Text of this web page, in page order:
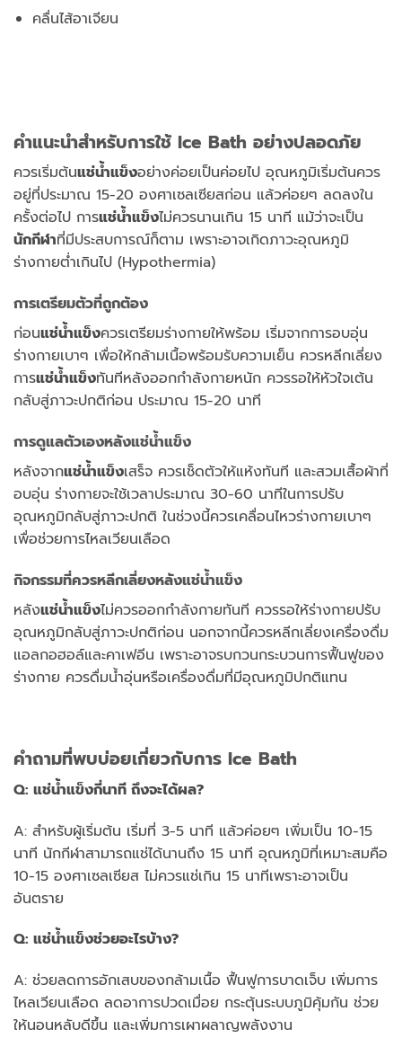
คลื่นไส้อาเจียน
คำแนะนำสำหรับการใช้ Ice Bath อย่างปลอดภัย
ควรเริ่มต้นแช่น้ำแข็งอย่างค่อยเป็นค่อยไป อุณหภูมิเริ่มต้นควร
อยู่ที่ประมาณ 15-20 องศาเซลเซียสก่อน แล้วค่อยๆ ลดลงใน
ครั้งต่อไป การแช่น้ำแข็งไม่ควรนานเกิน 15 นาที แม้ว่าจะเป็น
นักกีฬาที่มีประสบการณ์ก็ตาม เพราะอาจเกิดภาวะอุณหภูมิ
ร่างกายต่ำเกินไป (Hypothermia)
การเตรียมตัวที่ถูกต้อง
ก่อนแช่น้ำแข็งควรเตรียมร่างกายให้พร้อม เริ่มจากการอบอุ่น
ร่างกายเบาๆ เพื่อให้กล้ามเนื้อพร้อมรับความเย็น ควรหลีกเลี่ยง
การแช่น้ำแข็งทันทีหลังออกกำลังกายหนัก ควรรอให้หัวใจเต้น
กลับสู่ภาวะปกติก่อน ประมาณ 15-20 นาที
การดูแลตัวเองหลังแช่น้ำแข็ง
หลังจากแช่น้ำแข็งเสร็จ ควรเช็ดตัวให้แห้งทันที และสวมเสื้อผ้าที่
อบอุ่น ร่างกายจะใช้เวลาประมาณ 30-60 นาทีในการปรับ
อุณหภูมิกลับสู่ภาวะปกติ ในช่วงนี้ควรเคลื่อนไหวร่างกายเบาๆ
เพื่อช่วยการไหลเวียนเลือด
กิจกรรมที่ควรหลีกเลี่ยงหลังแช่น้ำแข็ง
หลังแช่น้ำแข็งไม่ควรออกกำลังกายทันที ควรรอให้ร่างกายปรับ
อุณหภูมิกลับสู่ภาวะปกติก่อน นอกจากนี้ควรหลีกเลี่ยงเครื่องดื่ม
แอลกอฮอล์และคาเฟอีน เพราะอาจรบกวนกระบวนการฟื้นฟูของ
ร่างกาย ควรดื่มน้ำอุ่นหรือเครื่องดื่มที่มีอุณหภูมิปกติแทน
คำถามที่พบบ่อยเกี่ยวกับการ Ice Bath
Q: แช่น้ำแข็งกี่นาที ถึงจะได้ผล?
A: สำหรับผู้เริ่มต้น เริ่มที่ 3-5 นาที แล้วค่อยๆ เพิ่มเป็น 10-15
นาที นักกีฬาสามารถแช่ได้นานถึง 15 นาที อุณหภูมิที่เหมาะสมคือ
10-15 องศาเซลเซียส ไม่ควรแช่เกิน 15 นาทีเพราะอาจเป็น
อันตราย
Q: แช่น้ำแข็งช่วยอะไรบ้าง?
A: ช่วยลดการอักเสบของกล้ามเนื้อ ฟื้นฟูการบาดเจ็บ เพิ่มการ
ไหลเวียนเลือด ลดอาการปวดเมื่อย กระตุ้นระบบภูมิคุ้มกัน ช่วย
ให้นอนหลับดีขึ้น และเพิ่มการเผาผลาญพลังงาน